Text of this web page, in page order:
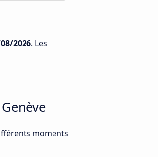
2026. Les
moments